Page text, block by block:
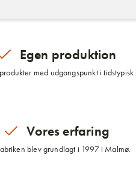
Egen produktion
med udgangspunkt i
Vores erfaring
blev grundlagt i 1997 i Malmø.